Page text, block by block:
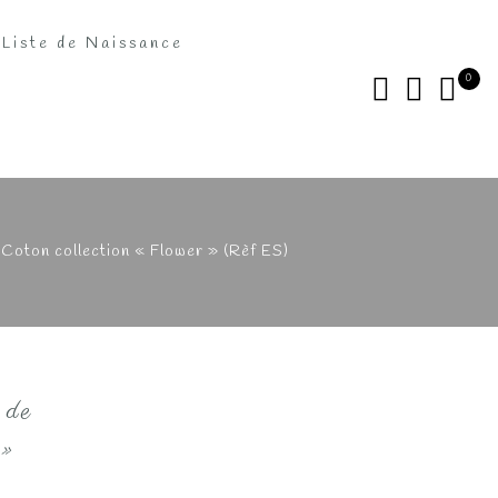
Liste de Naissance
0
collection « Flower » (Rèf ES)